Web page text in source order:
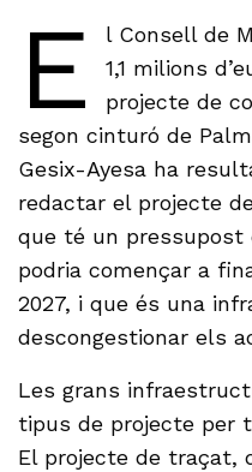
E
l Consell de
1,1 milions
projecte de
segon cinturó de
Gesix-Ayesa ha
redactar el projecte
que té un pressupost
podria començar a
2027, i que és una
descongestionar els
Les grans
tipus de projecte per
El projecte de traçat,